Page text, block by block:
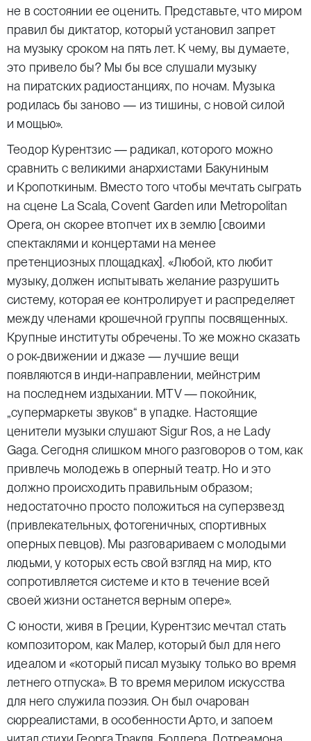
не в состоянии ее оценить. Представьте, что миром
правил бы диктатор, который установил запрет
на музыку сроком на пять лет. К чему, вы думаете,
это привело бы? Мы бы все слушали музыку
на пиратских радиостанциях, по ночам. Музыка
родилась бы заново — из тишины, с новой силой
и мощью».
Теодор Курентзис — радикал, которого можно
сравнить с великими анархистами Бакуниным
и Кропоткиным. Вместо того чтобы мечтать сыграть
на сцене La Scala, Covent Garden или Metropolitan
Opera, он скорее втопчет их в землю [своими
спектаклями и концертами на менее
претенциозных площадках]. «Любой, кто любит
музыку, должен испытывать желание разрушить
систему, которая ее контролирует и распределяет
между членами крошечной группы посвященных.
Крупные институты обречены. То же можно сказать
о рок-движении и джазе — лучшие вещи
появляются в инди-направлении, мейнстрим
на последнем издыхании. MTV — покойник,
„супермаркеты звуков“ в упадке. Настоящие
ценители музыки слушают Sigur Ros, а не Lady
Gaga. Сегодня слишком много разговоров о том, как
привлечь молодежь в оперный театр. Но и это
должно происходить правильным образом;
недостаточно просто положиться на суперзвезд
(привлекательных, фотогеничных, спортивных
оперных певцов). Мы разговариваем с молодыми
людьми, у которых есть свой взгляд на мир, кто
сопротивляется системе и кто в течение всей
своей жизни останется верным опере».
С юности, живя в Греции, Курентзис мечтал стать
композитором, как Малер, который был для него
идеалом и «который писал музыку только во время
летнего отпуска». В то время мерилом искусства
для него служила поэзия. Он был очарован
сюрреалистами, в особенности Арто, и запоем